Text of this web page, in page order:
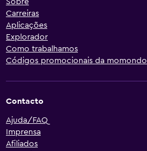
Sobre
Carreiras
Aplicações
Explorador
Como trabalhamos
Códigos promocionais da momondo
Contacto
Ajuda/FAQ
Imprensa
Afiliados